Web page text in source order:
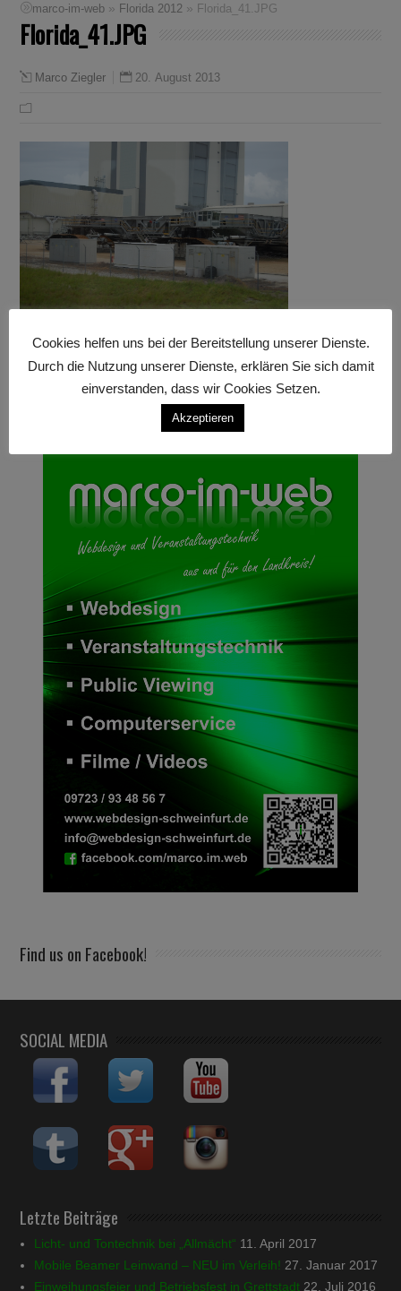
marco-im-web » Florida 2012 » Florida_41.JPG
Florida_41.JPG
Marco Ziegler 20. August 2013
Find us on Facebook!
SOCIAL MEDIA
Letzte Beiträge
Licht- und Tontechnik bei „Allmächt“ 11. April 2017
Mobile Beamer Leinwand – NEU im Verleih! 27. Januar 2017
Einweihungsfeier und Betriebsfest in Grettstadt 22. Juli 2016
Cookies helfen uns bei der Bereitstellung unserer Dienste.
Durch die Nutzung unserer Dienste, erklären Sie sich damit
einverstanden, dass wir Cookies Setzen.
Akzeptieren